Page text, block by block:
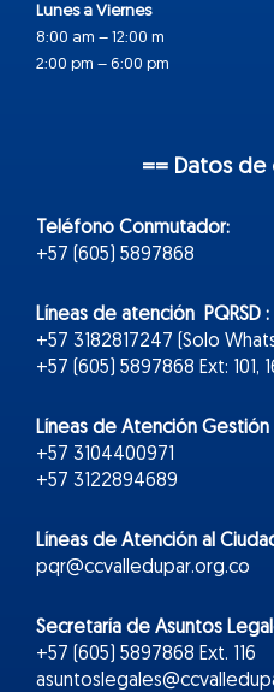
Lunes a Viernes
8:00 am – 12:00 m
2:00 pm – 6:00 pm
== Datos
Teléfono Conmutador:
+57 (605) 5897868
Líneas de atención PQRSD :
+57 3182817247 (Solo
+57 (605) 5897868 Ext: 101,
Líneas de Atención Gestión
+57 3104400971
+57 3122894689
Líneas de Atención al
pqr@ccvalledupar.org.co
Secretaría de Asuntos
+57 (605) 5897868 Ext. 116